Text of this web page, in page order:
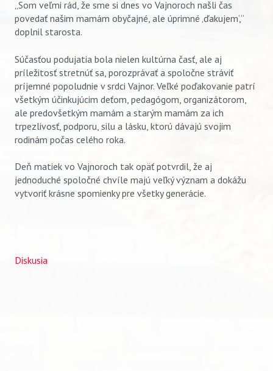
Vyhľadávanie
„Som veľmi rád, že sme si dnes vo Vajnoroch našli čas
povedať našim mamám obyčajné, ale úprimné ‚ďakujem‘,“
doplnil starosta.
Súčasťou podujatia bola nielen kultúrna časť, ale aj
príležitosť stretnúť sa, porozprávať a spoločne stráviť
príjemné popoludnie v srdci Vajnor. Veľké poďakovanie patrí
všetkým účinkujúcim deťom, pedagógom, organizátorom,
ale predovšetkým mamám a starým mamám za ich
trpezlivosť, podporu, silu a lásku, ktorú dávajú svojim
rodinám počas celého roka.
Deň matiek vo Vajnoroch tak opäť potvrdil, že aj
jednoduché spoločné chvíle majú veľký význam a dokážu
vytvoriť krásne spomienky pre všetky generácie.
Diskusia